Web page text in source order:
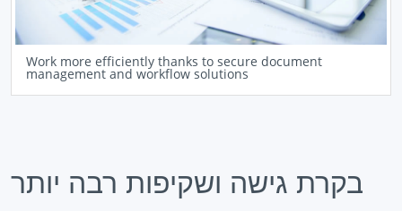
Work more efficiently thanks to secure document
management and workflow solutions
בקרת גישה ושקיפות רבה יותר